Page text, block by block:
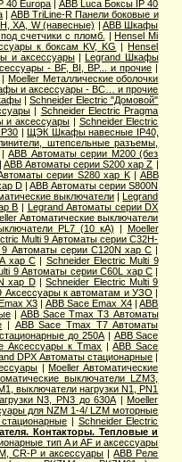
40 Europa | ABB Luca Боксы IP 40
|ABB TriLine-R Панели боковые и
XA, W (навесные) | ABB Шкафы
счетчики с пломб. |Hensel Mi
к боксам KV, KG |Hensel
и аксессуары|Legrand Шкафы
- BF, BI, BP... и прочие |
|Moeller Металлические оболочки
и аксессуары - BC… и прочие
|Schneider Electric "Домовой"
| Schneider Electric Pragma
и аксессуары | Schneider Electric
|ЩЭК Шкафы навесные IP40,
штепсельные разъемы,
|ABB Автоматы серии M200 (без
ABB Автоматы серии S200 хар Z |
серии S280 хар K| ABB
D |ABB Автоматы серии S800N
выключатели |Legrand
B | Legrand Автоматы серии DX
Автоматические выключатели
PL7 (10 кА) | Moeller
Multi 9 Автоматы серии C32H-
Автоматы серии C120N хар C |
хар C| Schneider Electric Multi 9
9 Автоматы серии C60L хар C |
хар D|Schneider Electric Multi 9
Аксессуары к автоматам и УЗО |
X3| ABB Sace Emax X4|ABB
|ABB Sace Tmax T3 Автоматы
| ABB Sace Tmax T7 Автоматы
до 250А | ABB Sace
Аксессуары к Tmax |ABB Sace
DPX Автоматы стационарные |
|Moeller Автоматические
выключатели LZM3,
выключатели нагрузки N1, PN1
N3, PN3 до 630А |Moeller
для NZM 1-4/ LZM моторные
| Schneider Electric
Контакторы. Тепловые и
тип A и AF и аксессуары
CR-P и аксессуары |ABB Реле